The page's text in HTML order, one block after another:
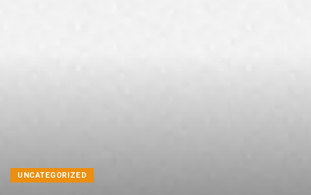
UNCATEGORIZED